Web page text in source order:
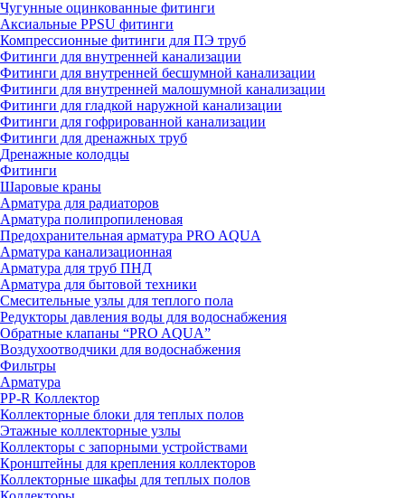
Чугунные оцинкованные фитинги
Аксиальные PPSU фитинги
Компрессионные фитинги для ПЭ труб
Фитинги для внутренней канализации
Фитинги для внутренней бесшумной канализации
Фитинги для внутренней малошумной канализации
Фитинги для гладкой наружной канализации
Фитинги для гофрированной канализации
Фитинги для дренажных труб
Дренажные колодцы
Фитинги
Шаровые краны
Арматура для радиаторов
Арматура полипропиленовая
Предохранительная арматура PRO AQUA
Арматура канализационная
Арматура для труб ПНД
Арматура для бытовой техники
Смесительные узлы для теплого пола
Редукторы давления воды для водоснабжения
Обратные клапаны “PRO AQUA”
Воздухоотводчики для водоснабжения
Фильтры
Арматура
PP-R Коллектор
Коллекторные блоки для теплых полов
Этажные коллекторные узлы
Коллекторы с запорными устройствами
Кронштейны для крепления коллекторов
Коллекторные шкафы для теплых полов